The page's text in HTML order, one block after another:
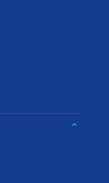
keyboard_arrow_down